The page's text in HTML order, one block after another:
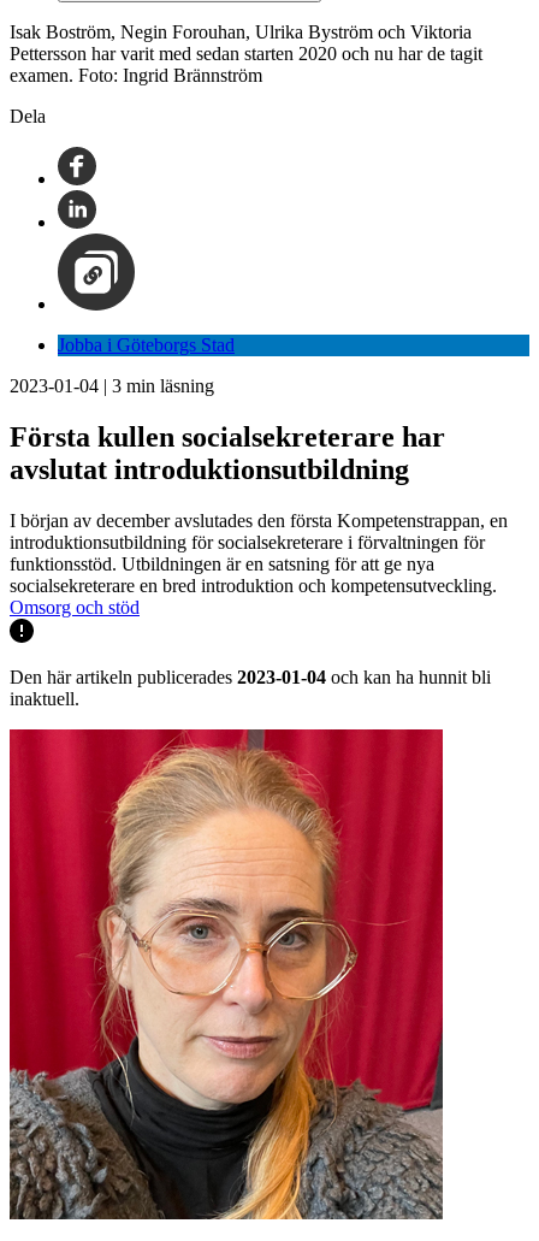
Isak Boström, Negin Forouhan, Ulrika Byström och Viktoria
Pettersson har varit med sedan starten 2020 och nu har de tagit
examen. Foto: Ingrid Brännström
Dela
Jobba i Göteborgs Stad
2023-01-04 | 3 min läsning
Första kullen socialsekreterare har
avslutat introduktionsutbildning
I början av december avslutades den första Kompetenstrappan, en
introduktionsutbildning för socialsekreterare i förvaltningen för
funktionsstöd. Utbildningen är en satsning för att ge nya
socialsekreterare en bred introduktion och kompetensutveckling.
Omsorg och stöd
Den här artikeln publicerades 2023-01-04 och kan ha hunnit bli
inaktuell.